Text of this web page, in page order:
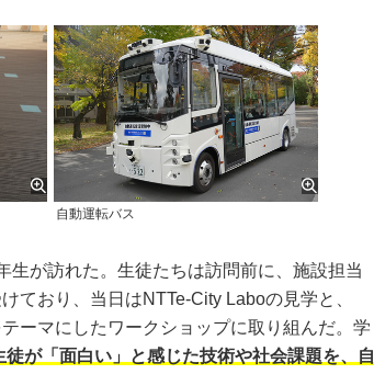
自動運転バス
生が訪れた。生徒たちは訪問前に、施設担当
ており、当日はNTTe-City Laboの見学と、
ーマにしたワークショップに取り組んだ。学
徒が「面白い」と感じた技術や社会課題を、自